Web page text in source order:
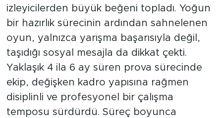
izleyicilerden büyük beğeni topladı. Yoğun
bir hazırlık sürecinin ardından sahnelenen
oyun, yalnızca yarışma başarısıyla değil,
taşıdığı sosyal mesajla da dikkat çekti.
Yaklaşık 4 ila 6 ay süren prova sürecinde
ekip, değişken kadro yapısına rağmen
disiplinli ve profesyonel bir çalışma
temposu sürdürdü. Süreç boyunca